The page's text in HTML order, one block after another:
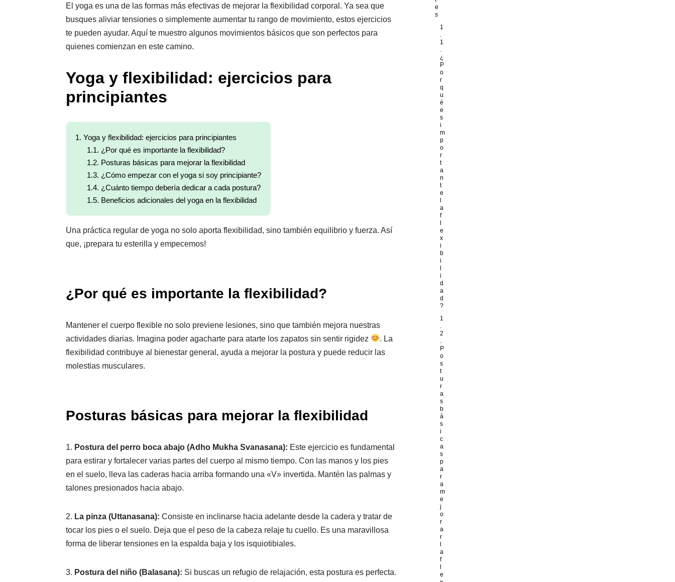
El yoga es una de las formas más efectivas de mejorar la flexibilidad corporal. Ya sea que
busques aliviar tensiones o simplemente aumentar tu rango de movimiento, estos ejercicios
te pueden ayudar. Aquí te muestro algunos movimientos básicos que son perfectos para
quienes comienzan en este camino.
Yoga y flexibilidad: ejercicios para
principiantes
1. Yoga y flexibilidad: ejercicios para principiantes
1.1. ¿Por qué es importante la flexibilidad?
1.2. Posturas básicas para mejorar la flexibilidad
1.3. ¿Cómo empezar con el yoga si soy principiante?
1.4. ¿Cuánto tiempo debería dedicar a cada postura?
1.5. Beneficios adicionales del yoga en la flexibilidad
Una práctica regular de yoga no solo aporta flexibilidad, sino también equilibrio y fuerza. Así
que, ¡prepara tu esterilla y empecemos!
¿Por qué es importante la flexibilidad?
Mantener el cuerpo flexible no solo previene lesiones, sino que también mejora nuestras
actividades diarias. Imagina poder agacharte para atarte los zapatos sin sentir rigidez
. La
flexibilidad contribuye al bienestar general, ayuda a mejorar la postura y puede reducir las
molestias musculares.
Posturas básicas para mejorar la flexibilidad
1. Postura del perro boca abajo (Adho Mukha Svanasana): Este ejercicio es fundamental
para estirar y fortalecer varias partes del cuerpo al mismo tiempo. Con las manos y los pies
en el suelo, lleva las caderas hacia arriba formando una «V» invertida. Mantén las palmas y
talones presionados hacia abajo.
2. La pinza (Uttanasana): Consiste en inclinarse hacia adelante desde la cadera y tratar de
tocar los pies o el suelo. Deja que el peso de la cabeza relaje tu cuello. Es una maravillosa
forma de liberar tensiones en la espalda baja y los isquiotibiales.
3. Postura del niño (Balasana): Si buscas un refugio de relajación, esta postura es perfecta.
e
s
1
.
1
.
¿
P
o
r
q
u
é
e
s
i
m
p
o
r
t
a
n
t
e
a
f
e
x
i
b
i
i
d
a
d
?
1
.
2
.
P
o
s
t
u
r
a
s
b
á
s
i
c
a
s
p
a
r
a
m
e
j
o
r
a
r
a
f
e